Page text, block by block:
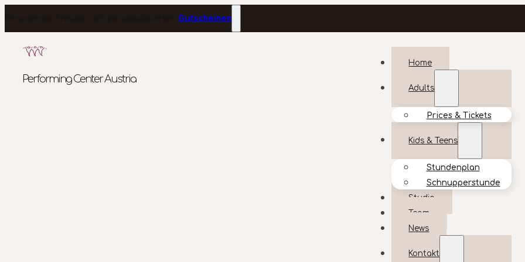
Gutscheinen
Performing Center Austria
Home
Adults
Prices & Tickets
Kids & Teens
Stundenplan
Schnupperstunde
Studio
Team
News
Kontakt